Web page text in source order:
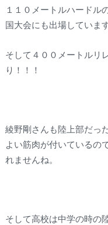
１１０メートルハードル
国大会にも出場しています
そして４００メートルリ
り！！！
綾野剛さんも陸上部だっ
よい筋肉が付いているの
れませんね。
そして高校は中学の時の